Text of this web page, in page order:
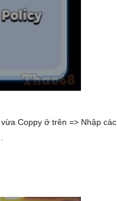
Coppy ở trên => Nhập các